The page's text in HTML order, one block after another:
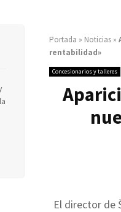
Portada » Noticias »
rentabilidad»
Concesionarios y talleres
El director de